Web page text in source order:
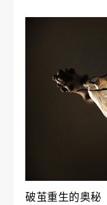
破茧重生的奥秘